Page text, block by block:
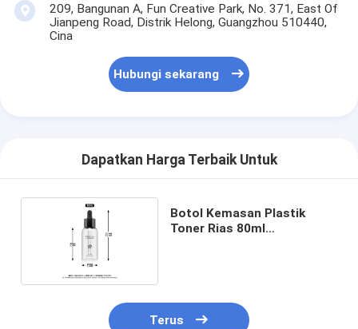
209, Bangunan A, Fun Creative Park, No. 371, East Of
Jianpeng Road, Distrik Helong, Guangzhou 510440,
Cina
Hubungi sekarang
Dapatkan Harga Terbaik Untuk
Botol Kemasan Plastik
Toner Rias 80ml
Terus